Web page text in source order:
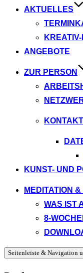
AKTUELLES
ANGEBOTE
ZUR PERSON
KONTAKT
KUNST- UND
MEDITATION
WAS IST
8-
Seitenleiste & Navigation